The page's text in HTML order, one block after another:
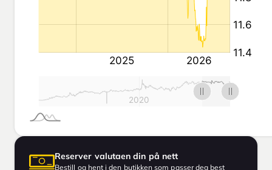
Reserver valutaen din på nett
Bestill og hent i den butikken som passer deg best